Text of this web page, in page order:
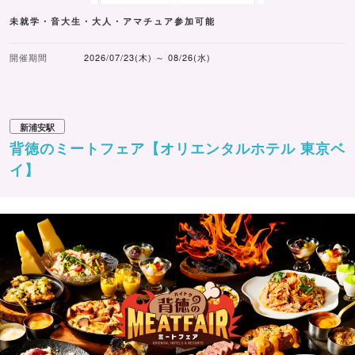
未就学・音大生・大人・アマチュア参加可能
開催期間 2026/07/23(木) ～ 08/26(水)
新浦安駅
背徳のミートフェア【オリエンタルホテル 東京ベ
イ】